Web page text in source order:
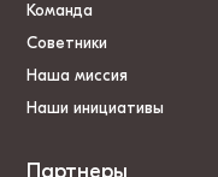
Команда
Советники
Наша миссия
Наши инициативы
Партнеры